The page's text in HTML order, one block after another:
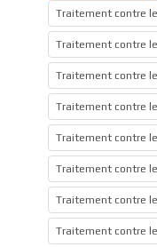
Traitement contre
Traitement contre
Traitement contre
Traitement contre
Traitement contre
Traitement contre
Traitement contre
Traitement contre